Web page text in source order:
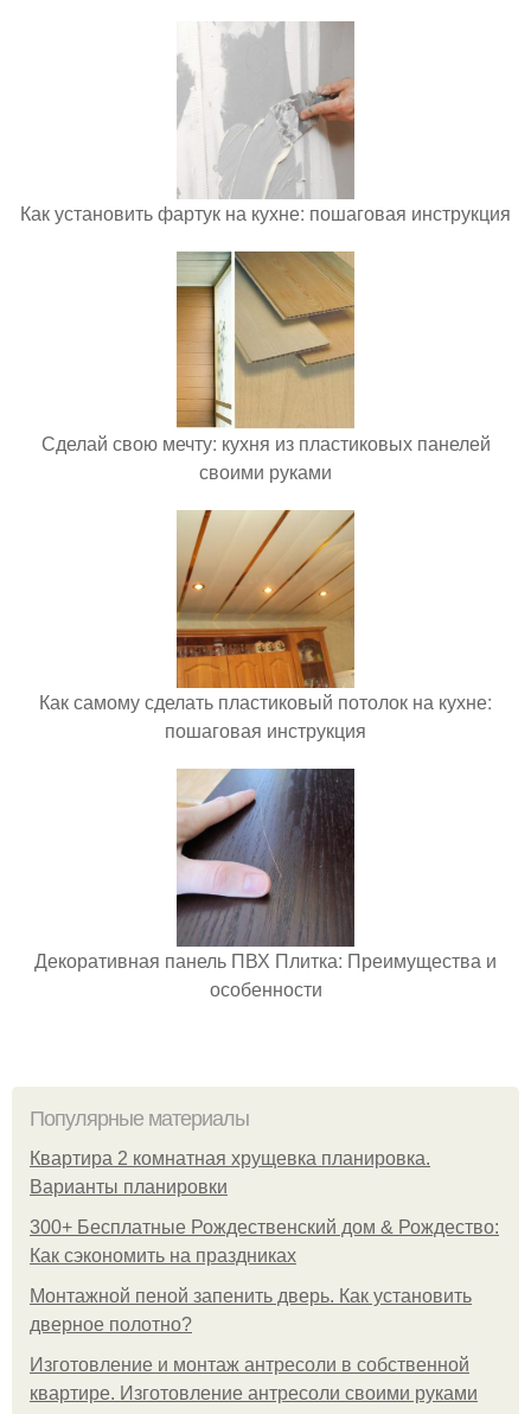
Как установить фартук на кухне: пошаговая инструкция
Сделай свою мечту: кухня из пластиковых панелей
своими руками
Как самому сделать пластиковый потолок на кухне:
пошаговая инструкция
Декоративная панель ПВХ Плитка: Преимущества и
особенности
Популярные материалы
Квартира 2 комнатная хрущевка планировка.
Варианты планировки
300+ Бесплатные Рождественский дом & Рождество:
Как сэкономить на праздниках
Монтажной пеной запенить дверь. Как установить
дверное полотно?
Изготовление и монтаж антресоли в собственной
квартире. Изготовление антресоли своими руками